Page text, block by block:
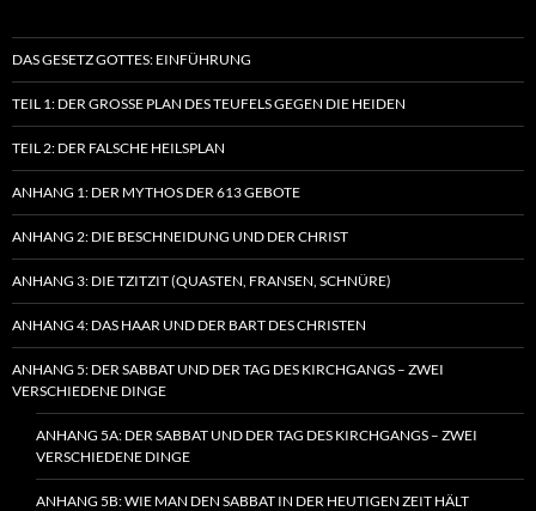
DAS GESETZ GOTTES: EINFÜHRUNG
TEIL 1: DER GROSSE PLAN DES TEUFELS GEGEN DIE HEIDEN
TEIL 2: DER FALSCHE HEILSPLAN
ANHANG 1: DER MYTHOS DER 613 GEBOTE
ANHANG 2: DIE BESCHNEIDUNG UND DER CHRIST
ANHANG 3: DIE TZITZIT (QUASTEN, FRANSEN, SCHNÜRE)
ANHANG 4: DAS HAAR UND DER BART DES CHRISTEN
ANHANG 5: DER SABBAT UND DER TAG DES KIRCHGANGS – ZWEI
VERSCHIEDENE DINGE
ANHANG 5A: DER SABBAT UND DER TAG DES KIRCHGANGS – ZWEI
VERSCHIEDENE DINGE
ANHANG 5B: WIE MAN DEN SABBAT IN DER HEUTIGEN ZEIT HÄLT